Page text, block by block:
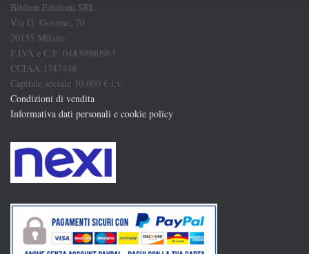
Biblion Edizioni SRL
Via G. Govone, 70
20155 Milano
P.IVA e C.F. 04430980963
CCIAA 1747448
Capitale sociale 10.000 € i.v.
Condizioni di vendita
Informativa dati personali e cookie policy